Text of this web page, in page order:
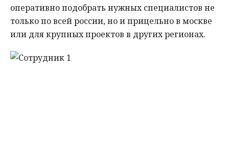
оперативно подобрать нужных специалистов не
только по всей россии, но и прицельно в москве
или для крупных проектов в других регионах.